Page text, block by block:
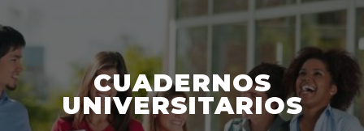
CUADERNOS
UNIVERSITARIOS